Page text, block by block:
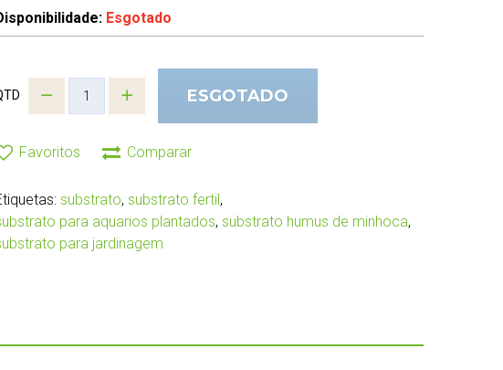
Esgotado
ESGOTADO
Favoritos Comparar
substrato, substrato fertil,
para aquarios plantados, substrato humus de minhoca,
para jardinagem